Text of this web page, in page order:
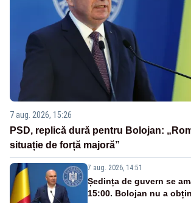
7 aug. 2026, 15:26
PSD, replică dură pentru Bolojan:
situație de forță majoră”
7 aug. 2026, 14:51
Ședința de guvern se
15:00. Bolojan nu a